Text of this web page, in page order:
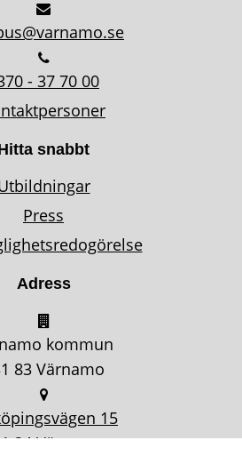
- 37 70 00
snabbt
Press
Adress
kommun
83 Värnamo
15
34 Värnamo